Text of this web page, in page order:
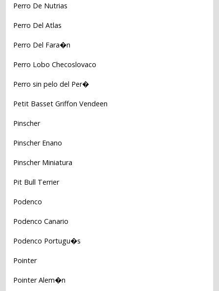
Perro De Nutrias
Perro Del Atlas
Perro Del Fara�n
Perro Lobo Checoslovaco
Perro sin pelo del Per�
Petit Basset Griffon Vendeen
Pinscher
Pinscher Enano
Pinscher Miniatura
Pit Bull Terrier
Podenco
Podenco Canario
Podenco Portugu�s
Pointer
Pointer Alem�n